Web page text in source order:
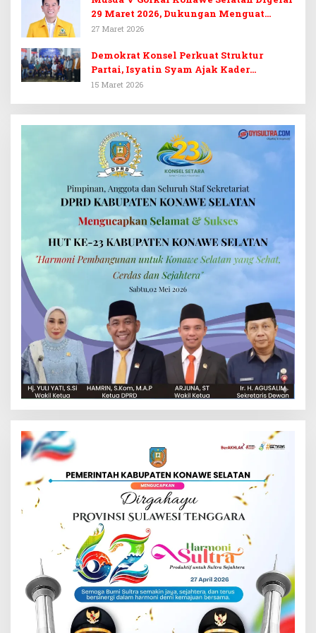
29 Maret 2026, Dukungan Menguat
untuk Irham Kalenggo
27 Maret 2026
Demokrat Konsel Perkuat Struktur
Partai, Isyatin Syam Ajak Kader
Kembalikan Kejayaan
15 Maret 2026